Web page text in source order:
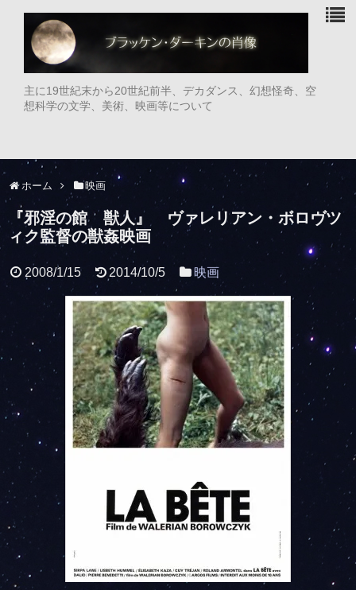
主に19世紀末から20世紀前半、デカダンス、幻想怪奇、空
想科学の文学、美術、映画等について
ホーム 映画
『邪淫の館 獣人』 ヴァレリアン・ボロヴツ
ィク監督の獣姦映画
2008/1/15 2014/10/5 映画